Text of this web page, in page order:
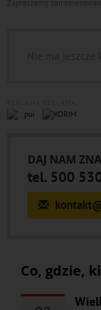
DAJ NAM
tel. 500
Co, gdzie,